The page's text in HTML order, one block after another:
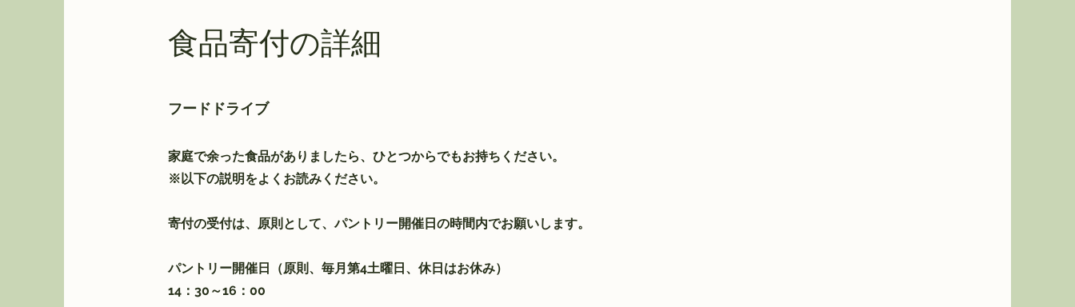
食品寄付の詳細
フードドライブ
家庭で余った食品がありましたら、ひとつからでもお持ちください。
※以下の説明をよくお読みください。
寄付の受付は、原則として、パントリー開催日の時間内でお願いします。
パントリー開催日（原則、毎月第4土曜日、休日はお休み）
14：30～16：00